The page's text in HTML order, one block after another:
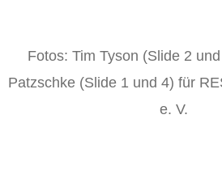
Fotos: Tim Tyson (Slide 2
Patzschke (Slide 1 und 4) für
e. V.